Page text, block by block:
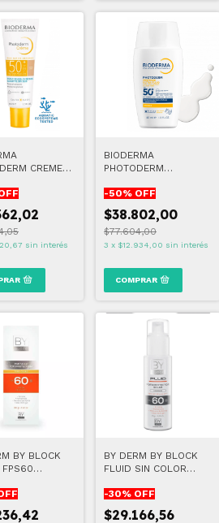
CREME
TINTA CLARA
sin interés
BIODERMA
PHOTODERM
FLUID SPF50+
INVISIBLE
-50% OFF
$38.802,00
$77.604,00
3 x $12.934,00 sin interés
BY BLOCK
FPS60
60
BY DERM BY BLOCK
FLUID SIN COLOR
-30% OFF
$29.166,56